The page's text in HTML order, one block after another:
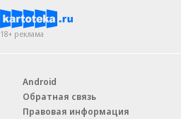
18+ реклама
Android
Обратная связь
Правовая информация